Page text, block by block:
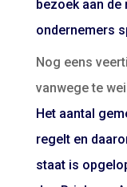
bezoek aan
ondernemers
Nog eens
vanwege te
Het aantal
regelt en
staat is